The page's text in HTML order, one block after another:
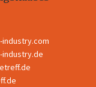
industry.com
industry.de